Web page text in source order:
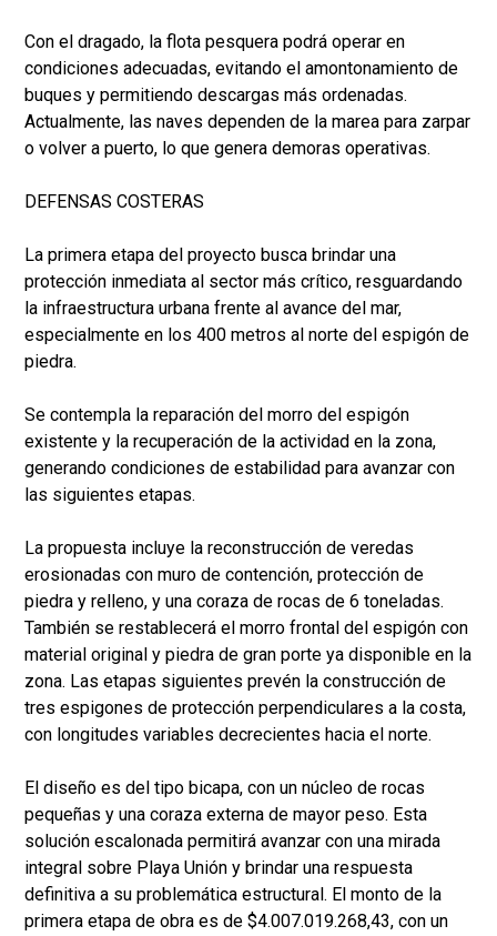
Con el dragado, la flota pesquera podrá operar en
condiciones adecuadas, evitando el amontonamiento de
buques y permitiendo descargas más ordenadas.
Actualmente, las naves dependen de la marea para zarpar
o volver a puerto, lo que genera demoras operativas.
DEFENSAS COSTERAS
La primera etapa del proyecto busca brindar una
protección inmediata al sector más crítico, resguardando
la infraestructura urbana frente al avance del mar,
especialmente en los 400 metros al norte del espigón de
piedra.
Se contempla la reparación del morro del espigón
existente y la recuperación de la actividad en la zona,
generando condiciones de estabilidad para avanzar con
las siguientes etapas.
La propuesta incluye la reconstrucción de veredas
erosionadas con muro de contención, protección de
piedra y relleno, y una coraza de rocas de 6 toneladas.
También se restablecerá el morro frontal del espigón con
material original y piedra de gran porte ya disponible en la
zona. Las etapas siguientes prevén la construcción de
tres espigones de protección perpendiculares a la costa,
con longitudes variables decrecientes hacia el norte.
El diseño es del tipo bicapa, con un núcleo de rocas
pequeñas y una coraza externa de mayor peso. Esta
solución escalonada permitirá avanzar con una mirada
integral sobre Playa Unión y brindar una respuesta
definitiva a su problemática estructural. El monto de la
primera etapa de obra es de $4.007.019.268,43, con un